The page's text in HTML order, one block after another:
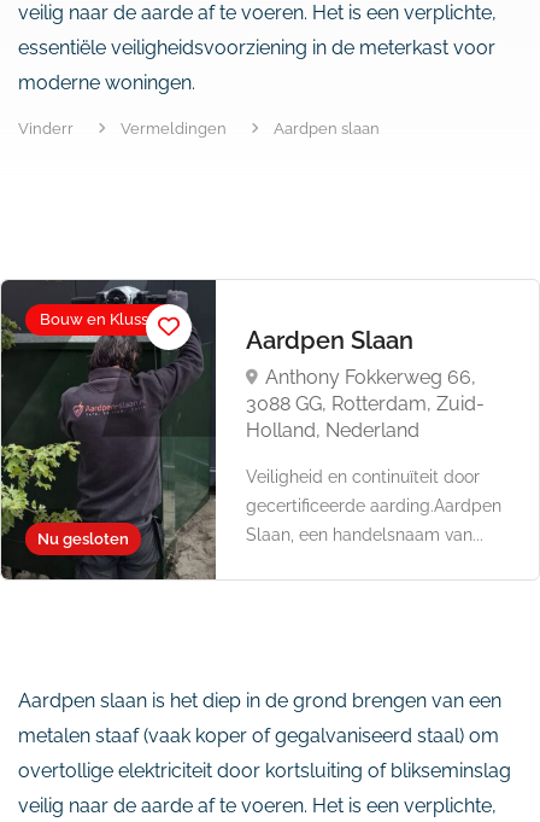
veilig naar de aarde af te voeren. Het is een verplichte,
essentiële veiligheidsvoorziening in de meterkast voor
moderne woningen.
Vinderr Vermeldingen Aardpen slaan
Nu gesloten
Bouw en Klussen
Aardpen Slaan
Anthony Fokkerweg 66,
3088 GG, Rotterdam, Zuid-
Holland, Nederland
Veiligheid en continuïteit door
gecertificeerde aarding.Aardpen
Slaan, een handelsnaam van...
Aardpen slaan is het diep in de grond brengen van een
metalen staaf (vaak koper of gegalvaniseerd staal) om
overtollige elektriciteit door kortsluiting of blikseminslag
veilig naar de aarde af te voeren. Het is een verplichte,